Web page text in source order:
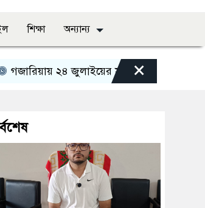
শিক্ষা অন্যান্য
২৪ জুলাইয়ের স্মৃতিচারণ: গুমের ভয়াবহ
×